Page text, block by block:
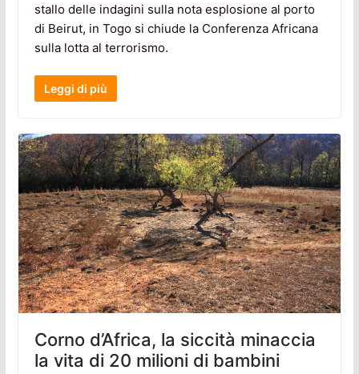
stallo delle indagini sulla nota esplosione al porto
di Beirut, in Togo si chiude la Conferenza Africana
sulla lotta al terrorismo.
Leggi di più
Corno d’Africa, la siccità minaccia
la vita di 20 milioni di bambini